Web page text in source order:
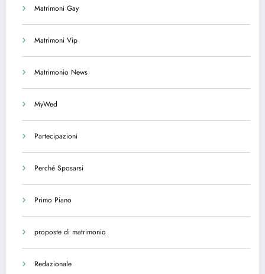
Matrimoni Gay
Matrimoni Vip
Matrimonio News
MyWed
Partecipazioni
Perché Sposarsi
Primo Piano
proposte di matrimonio
Redazionale